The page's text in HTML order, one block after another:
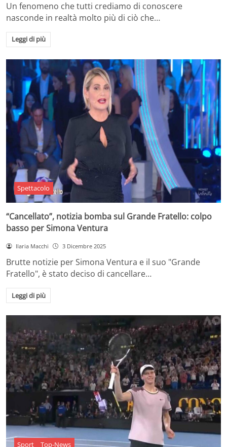
Un fenomeno che tutti crediamo di conoscere
nasconde in realtà molto più di ciò che…
Leggi di più
Spettacolo
“Cancellato”, notizia bomba sul Grande Fratello: colpo
basso per Simona Ventura
Ilaria Macchi 3 Dicembre 2025
Brutte notizie per Simona Ventura e il suo "Grande
Fratello", è stato deciso di cancellare…
Leggi di più
Sport Top-News